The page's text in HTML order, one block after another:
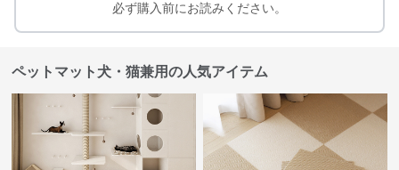
必ず購入前にお読みください。
ペットマット犬・猫兼用の人気アイテム